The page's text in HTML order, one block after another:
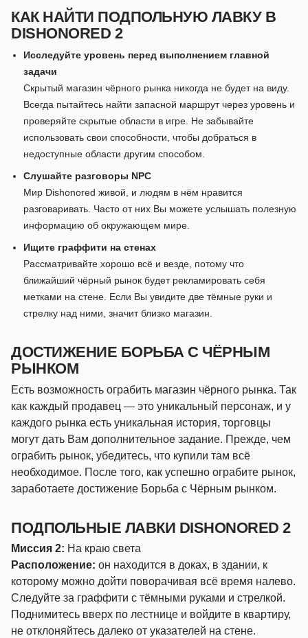
КАК НАЙТИ ПОДПОЛЬНУЮ ЛАВКУ В
DISHONORED 2
Исследуйте уровень перед выполнением главной
задачи
Скрытый магазин чёрного рынка никогда не будет на виду.
Всегда пытайтесь найти запасной маршрут через уровень и
проверяйте скрытые области в игре. Не забывайте
использовать свои способности, чтобы добраться в
недоступные области другим способом.
Слушайте разговоры NPC
Мир Dishonored живой, и людям в нём нравится
разговаривать. Часто от них Вы можете услышать полезную
информацию об окружающем мире.
Ищите граффити на стенах
Рассматривайте хорошо всё и везде, потому что
ближайший чёрный рынок будет рекламировать себя
метками на стене. Если Вы увидите две тёмные руки и
стрелку над ними, значит близко магазин.
ДОСТИЖЕНИЕ БОРЬБА С ЧЁРНЫМ
РЫНКОМ
Есть возможность ограбить магазин чёрного рынка. Так
как каждый продавец — это уникальный персонаж, и у
каждого рынка есть уникальная история, торговцы
могут дать Вам дополнительное задание. Прежде, чем
ограбить рынок, убедитесь, что купили там всё
необходимое. После того, как успешно ограбите рынок,
заработаете достижение Борьба с Чёрным рынком.
ПОДПОЛЬНЫЕ ЛАВКИ DISHONORED 2
Миссия 2: На краю света
Расположение: он находится в доках, в здании, к
которому можно дойти поворачивая всё время налево.
Следуйте за граффити с тёмными руками и стрелкой.
Поднимитесь вверх по лестнице и войдите в квартиру,
не отклоняйтесь далеко от указателей на стене.